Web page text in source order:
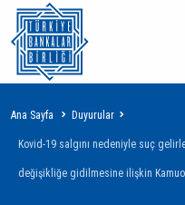
Sayfa
yolu
Ana Sayfa Duyurular
Kovid-19 salgını nedeniyle suç
değişikliğe gidilmesine ilişkin